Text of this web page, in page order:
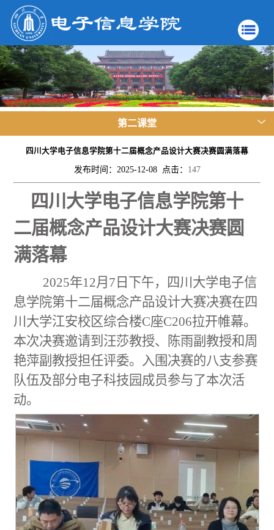
第二课堂
四川大学电子信息学院第十二届概念产品设计大赛决赛圆满落幕
发布时间：2025-12-08 点击： 147
四川大学电子信息学院第十
二届概念产品设计大赛决赛圆
满落幕
2025年12月7日下午，四川大学电子信
息学院第十二届概念产品设计大赛决赛在四
川大学江安校区综合楼C座C206拉开帷幕。
本次决赛邀请到汪莎教授、陈雨副教授和周
艳萍副教授担任评委。入围决赛的八支参赛
队伍及部分电子科技园成员参与了本次活
动。